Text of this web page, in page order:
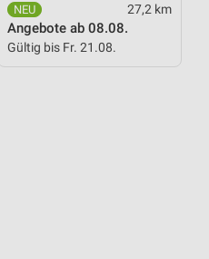
27,2 km
Angebote ab 08.08.
Gültig bis Fr. 21.08.